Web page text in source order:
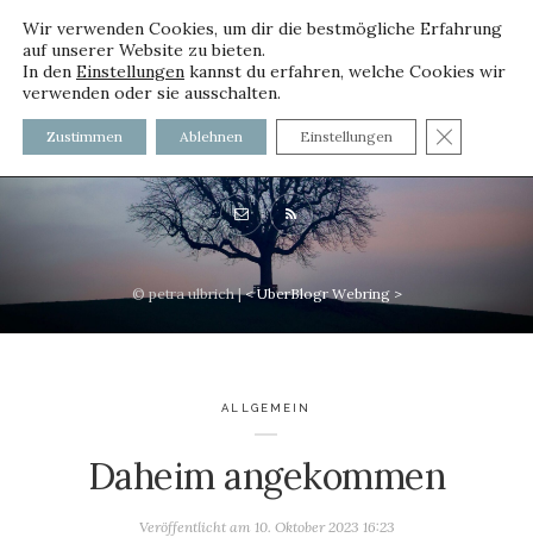
voller worte - mit und ohne
Innenfutter
© petra ulbrich |< UberBlogr Webring >
ALLGEMEIN
Daheim angekommen
Veröffentlicht am 10. Oktober 2023 16:23
Wir verwenden Cookies, um dir die bestmögliche Erfahrung
auf unserer Website zu bieten.
In den Einstellungen kannst du erfahren, welche Cookies wir
verwenden oder sie ausschalten.
Zustimmen Ablehnen Einstellungen GDPR